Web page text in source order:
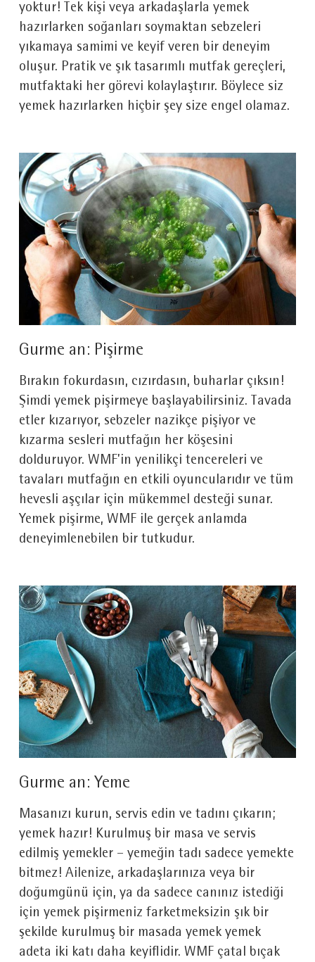
yoktur! Tek kişi veya arkadaşlarla yemek
hazırlarken soğanları soymaktan sebzeleri
yıkamaya samimi ve keyif veren bir deneyim
oluşur. Pratik ve şık tasarımlı mutfak gereçleri,
mutfaktaki her görevi kolaylaştırır. Böylece siz
yemek hazırlarken hiçbir şey size engel olamaz.
Gurme an: Pişirme
Bırakın fokurdasın, cızırdasın, buharlar çıksın!
Şimdi yemek pişirmeye başlayabilirsiniz. Tavada
etler kızarıyor, sebzeler nazikçe pişiyor ve
kızarma sesleri mutfağın her köşesini
dolduruyor. WMF’in yenilikçi tencereleri ve
tavaları mutfağın en etkili oyuncularıdır ve tüm
hevesli aşçılar için mükemmel desteği sunar.
Yemek pişirme, WMF ile gerçek anlamda
deneyimlenebilen bir tutkudur.
Gurme an: Yeme
Masanızı kurun, servis edin ve tadını çıkarın;
yemek hazır! Kurulmuş bir masa ve servis
edilmiş yemekler – yemeğin tadı sadece yemekte
bitmez! Ailenize, arkadaşlarınıza veya bir
doğumgünü için, ya da sadece canınız istediği
için yemek pişirmeniz farketmeksizin şık bir
şekilde kurulmuş bir masada yemek yemek
adeta iki katı daha keyiflidir. WMF çatal bıçak